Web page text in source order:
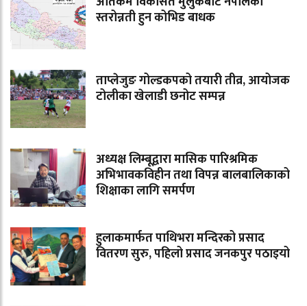
स्तरोन्नती हुन कोभिड बाधक
ताप्लेजुङ गोल्डकपको तयारी तीव्र, आयोजक
टोलीका खेलाडी छनोट सम्पन्न
अध्यक्ष लिम्बूद्वारा मासिक पारिश्रमिक
अभिभावकविहीन तथा विपन्न बालबालिकाको
शिक्षाका लागि समर्पण
हुलाकमार्फत पाथिभरा मन्दिरको प्रसाद
वितरण सुरु, पहिलो प्रसाद जनकपुर पठाइयो